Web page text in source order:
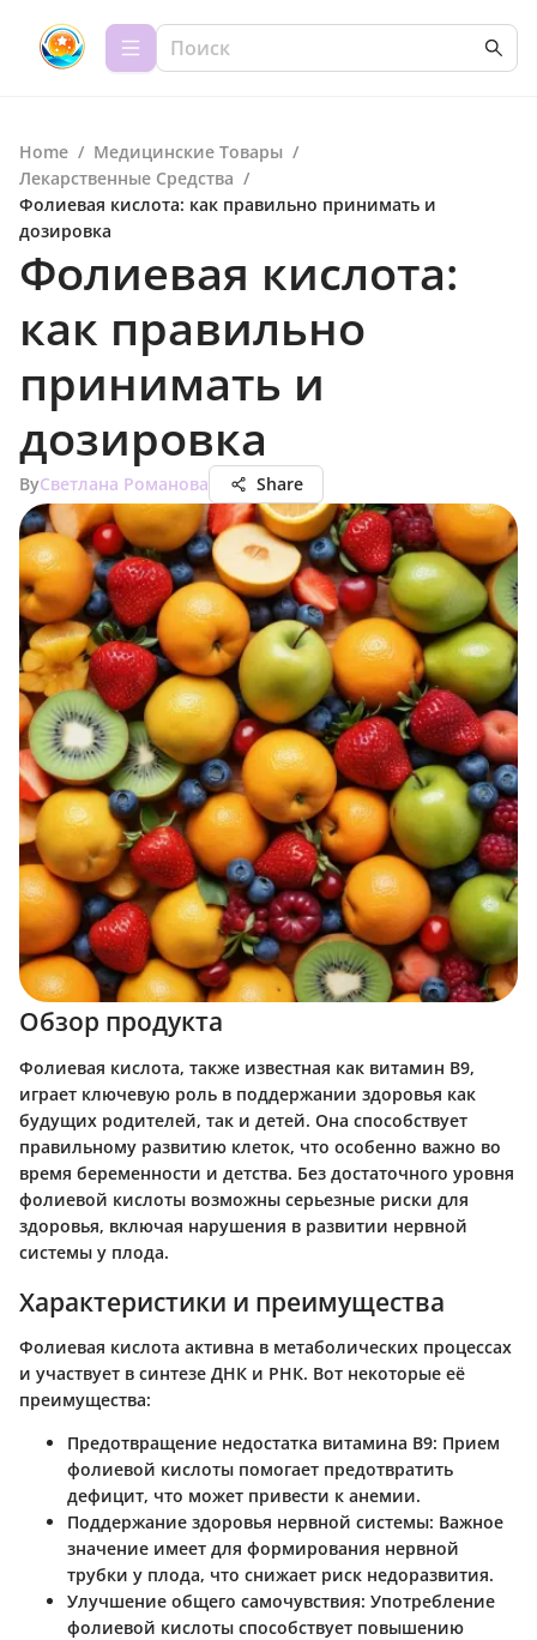
Home / Медицинские Товары /
Лекарственные Средства /
Фолиевая кислота: как правильно принимать и
дозировка
Фолиевая кислота:
как правильно
принимать и
дозировка
ByСветлана Романова Share
Обзор продукта
Фолиевая кислота, также известная как витамин B9,
играет ключевую роль в поддержании здоровья как
будущих родителей, так и детей. Она способствует
правильному развитию клеток, что особенно важно во
время беременности и детства. Без достаточного уровня
фолиевой кислоты возможны серьезные риски для
здоровья, включая нарушения в развитии нервной
системы у плода.
Характеристики и преимущества
Фолиевая кислота активна в метаболических процессах
и участвует в синтезе ДНК и РНК. Вот некоторые её
преимущества:
Предотвращение недостатка витамина B9: Прием
фолиевой кислоты помогает предотвратить
дефицит, что может привести к анемии.
Поддержание здоровья нервной системы: Важное
значение имеет для формирования нервной
трубки у плода, что снижает риск недоразвития.
Улучшение общего самочувствия: Употребление
фолиевой кислоты способствует повышению